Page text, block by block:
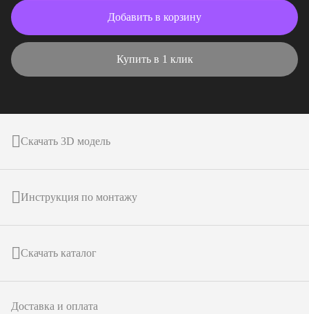
Добавить в корзину
Купить в 1 клик
Скачать 3D модель
Инструкция по монтажу
Скачать каталог
Доставка и оплата